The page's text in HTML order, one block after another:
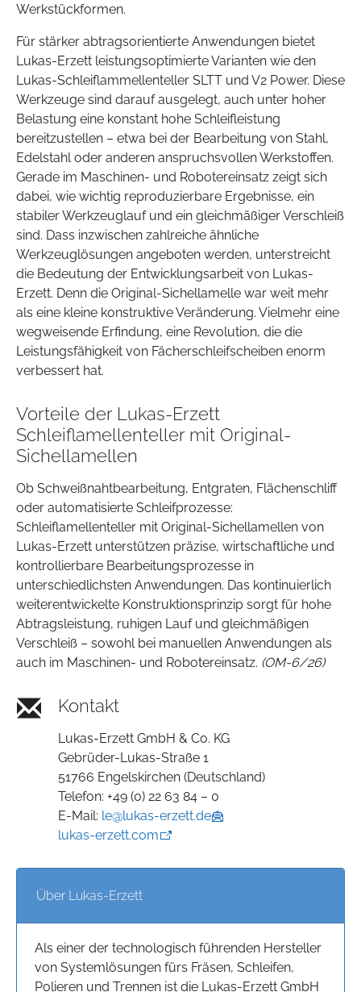
Werkstückformen.
Für stärker abtragsorientierte Anwendungen bietet
Lukas-Erzett leistungsoptimierte Varianten wie den
Lukas-Schleiflammellenteller SLTT und V2 Power. Diese
Werkzeuge sind darauf ausgelegt, auch unter hoher
Belastung eine konstant hohe Schleifleistung
bereitzustellen – etwa bei der Bearbeitung von Stahl,
Edelstahl oder anderen anspruchsvollen Werkstoffen.
Gerade im Maschinen- und Robotereinsatz zeigt sich
dabei, wie wichtig reproduzierbare Ergebnisse, ein
stabiler Werkzeuglauf und ein gleichmäßiger Verschleiß
sind. Dass inzwischen zahlreiche ähnliche
Werkzeuglösungen angeboten werden, unterstreicht
die Bedeutung der Entwicklungsarbeit von Lukas-
Erzett. Denn die Original-Sichellamelle war weit mehr
als eine kleine konstruktive Veränderung. Vielmehr eine
wegweisende Erfindung, eine Revolution, die die
Leistungsfähigkeit von Fächerschleifscheiben enorm
verbessert hat.
Vorteile der Lukas-Erzett
Schleiflamellenteller mit Original-
Sichellamellen
Ob Schweißnahtbearbeitung, Entgraten, Flächenschliff
oder automatisierte Schleifprozesse:
Schleiflamellenteller mit Original-Sichellamellen von
Lukas-Erzett unterstützen präzise, wirtschaftliche und
kontrollierbare Bearbeitungsprozesse in
unterschiedlichsten Anwendungen. Das kontinuierlich
weiterentwickelte Konstruktionsprinzip sorgt für hohe
Abtragsleistung, ruhigen Lauf und gleichmäßigen
Verschleiß – sowohl bei manuellen Anwendungen als
auch im Maschinen- und Robotereinsatz. (OM-6/26)
Kontakt
Lukas-Erzett GmbH & Co. KG
Gebrüder-Lukas-Straße 1
51766 Engelskirchen (Deutschland)
Telefon: +49 (0) 22 63 84 – 0
E-Mail: le@lukas-erzett.de
lukas-erzett.com
Über Lukas-Erzett
Als einer der technologisch führenden Hersteller
von Systemlösungen fürs Fräsen, Schleifen,
Polieren und Trennen ist die Lukas-Erzett GmbH